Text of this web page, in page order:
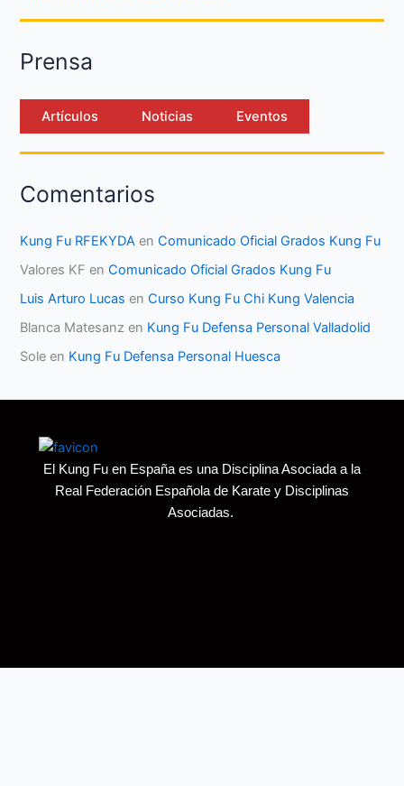
Prensa
Artículos Noticias Eventos
Comentarios
Kung Fu RFEKYDA enComunicado Oficial Grados Kung Fu
Valores KF enComunicado Oficial Grados Kung Fu
Luis Arturo Lucas enCurso Kung Fu Chi Kung Valencia
Blanca Matesanz en Kung Fu Defensa Personal Valladolid
Sole en Kung Fu Defensa Personal Huesca
El Kung Fu en España es una Disciplina Asociada a la
Real Federación Española de Karate y Disciplinas
Asociadas.